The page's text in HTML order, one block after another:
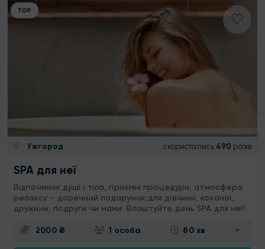
ТОР
Ужгород скористались 490 разів
SPA для неї
Відпочинок душі і тіла, приємні процедури, атмосфера
релаксу – доречний подарунок для дівчини, коханої,
дружини, подруги чи мами. Влаштуйте день SPA для неї!
2000 ₴ 1 особа 80 хв